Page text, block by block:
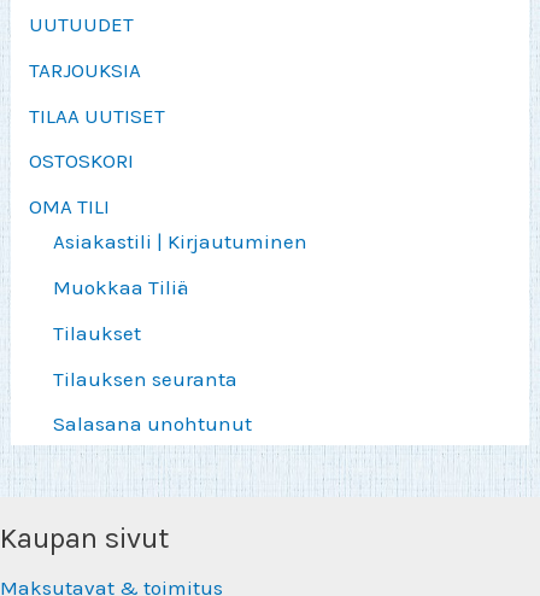
UUTUUDET
TARJOUKSIA
TILAA UUTISET
OSTOSKORI
OMA TILI
Asiakastili | Kirjautuminen
Muokkaa Tiliä
Tilaukset
Tilauksen seuranta
Salasana unohtunut
Kaupan sivut
Maksutavat & toimitus